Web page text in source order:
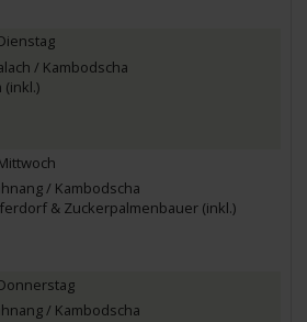
/ Kambodscha
(inkl.)
/ Kambodscha
& Zuckerpalmenbauer (inkl.)
/ Kambodscha